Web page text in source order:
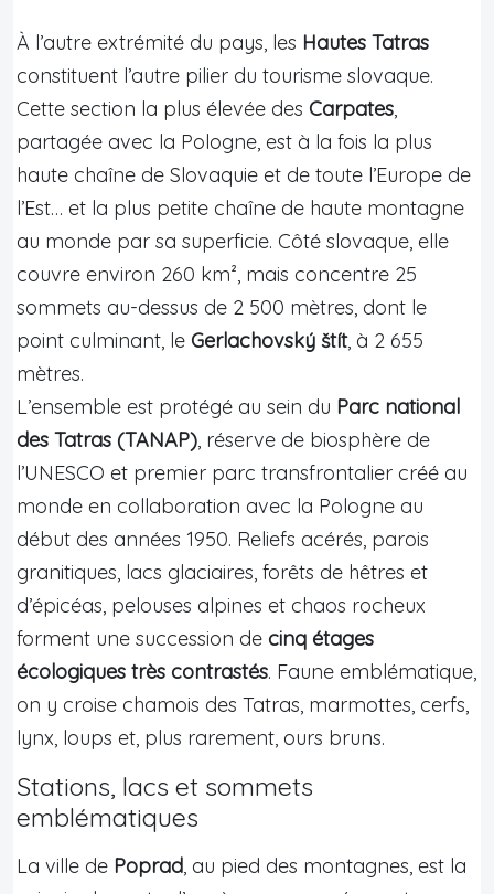
À l’autre extrémité du pays, les Hautes Tatras
constituent l’autre pilier du tourisme slovaque.
Cette section la plus élevée des Carpates,
partagée avec la Pologne, est à la fois la plus
haute chaîne de Slovaquie et de toute l’Europe de
l’Est… et la plus petite chaîne de haute montagne
au monde par sa superficie. Côté slovaque, elle
couvre environ 260 km², mais concentre 25
sommets au-dessus de 2 500 mètres, dont le
point culminant, le Gerlachovský štít, à 2 655
mètres.
L’ensemble est protégé au sein du Parc national
des Tatras (TANAP), réserve de biosphère de
l’UNESCO et premier parc transfrontalier créé au
monde en collaboration avec la Pologne au
début des années 1950. Reliefs acérés, parois
granitiques, lacs glaciaires, forêts de hêtres et
d’épicéas, pelouses alpines et chaos rocheux
forment une succession de cinq étages
écologiques très contrastés. Faune emblématique,
on y croise chamois des Tatras, marmottes, cerfs,
lynx, loups et, plus rarement, ours bruns.
Stations, lacs et sommets
emblématiques
La ville de Poprad, au pied des montagnes, est la